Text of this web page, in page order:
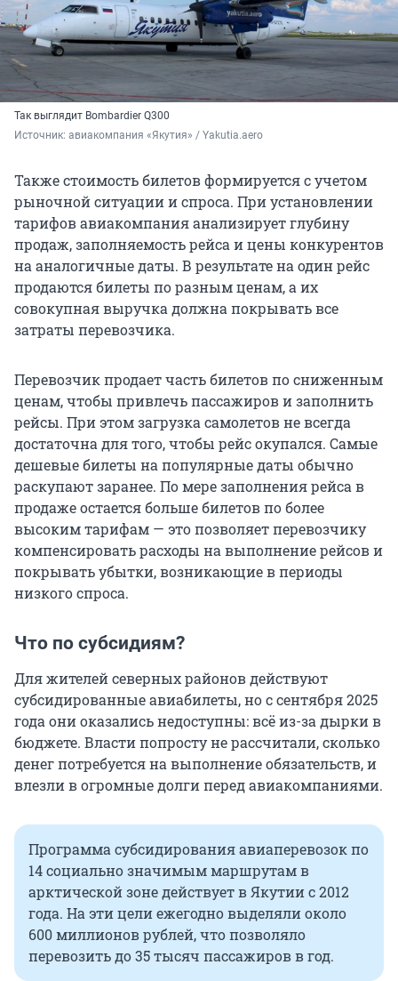
Так выглядит Bombardier Q300
Источник: авиакомпания «Якутия» / Yakutia.aero
Также стоимость билетов формируется с учетом
рыночной ситуации и спроса. При установлении
тарифов авиакомпания анализирует глубину
продаж, заполняемость рейса и цены конкурентов
на аналогичные даты. В результате на один рейс
продаются билеты по разным ценам, а их
совокупная выручка должна покрывать все
затраты перевозчика.
Перевозчик продает часть билетов по сниженным
ценам, чтобы привлечь пассажиров и заполнить
рейсы. При этом загрузка самолетов не всегда
достаточна для того, чтобы рейс окупался. Самые
дешевые билеты на популярные даты обычно
раскупают заранее. По мере заполнения рейса в
продаже остается больше билетов по более
высоким тарифам — это позволяет перевозчику
компенсировать расходы на выполнение рейсов и
покрывать убытки, возникающие в периоды
низкого спроса.
Что по субсидиям?
Для жителей северных районов действуют
субсидированные авиабилеты, но с сентября 2025
года они оказались недоступны: всё из-за дырки в
бюджете. Власти попросту не рассчитали, сколько
денег потребуется на выполнение обязательств, и
влезли в огромные долги перед авиакомпаниями.
Программа субсидирования авиаперевозок по
14 социально значимым маршрутам в
арктической зоне действует в Якутии с 2012
года. На эти цели ежегодно выделяли около
600 миллионов рублей, что позволяло
перевозить до 35 тысяч пассажиров в год.